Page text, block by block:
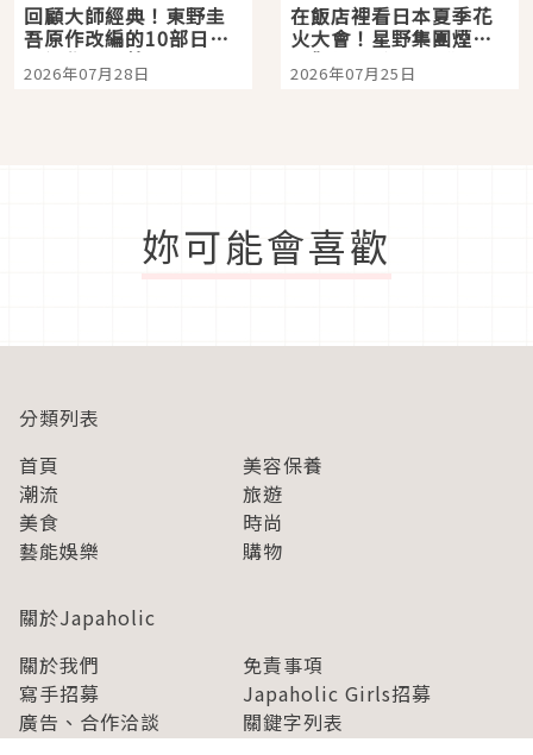
回顧大師經典！東野圭
吾原作改編的10部日本
影視作品推薦
2026年07月28日
在飯店裡看日本夏季花
火大會！星野集團煙火
景觀飯店6選，讓你不用
人擠人悠閒欣賞
2026年07月25日
妳可能會喜歡
分類列表
首頁
美容保養
潮流
旅遊
美食
時尚
藝能娛樂
購物
關於Japaholic
關於我們
免責事項
寫手招募
Japaholic Girls招募
廣告、合作洽談
關鍵字列表